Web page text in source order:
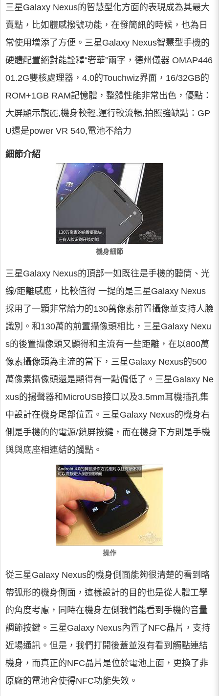
三星Galaxy Nexus的智慧型化方面的表現成為其最大
賣點，比如體感撥號功能，在發簡訊的時候，也為日
常使用增添了方便。三星Galaxy Nexus智慧型手機的
硬體配置絕對能詮釋“奢華”兩字，德州儀器 OMAP446
01.2G雙核處理器，4.0的Touchwiz界面，16/32GB的
ROM+1GB RAM記憶體，整體性能非常出色，優點：
大屏顯示靚麗,機身較輕,運行較流暢,拍照強缺點：GP
U還是power VR 540,電池不給力
細節介紹
機身細節
三星Galaxy Nexus的頂部一如既往是手機的聽筒、光
線/距離感應，比較值得 一提的是三星Galaxy Nexus
採用了一顆非常給力的130萬像素前置攝像並支持人臉
識別。和130萬的前置攝像頭相比，三星Galaxy Nexu
s的後置攝像頭又顯得和主流有一些距離，在以800萬
像素攝像頭為主流的當下，三星Galaxy Nexus的500
萬像素攝像頭還是顯得有一點偏低了。三星Galaxy Ne
xus的揚聲器和MicroUSB接口以及3.5mm耳機插孔集
中設計在機身尾部位置。三星Galaxy Nexus的機身右
側是手機的的電源/鎖屏按鍵，而在機身下方則是手機
與與底座相連結的觸點。
操作
從三星Galaxy Nexus的機身側面能夠很清楚的看到略
帶弧形的機身側面，這樣設計的目的也是從人體工學
的角度考慮，同時在機身左側我們能看到手機的音量
調節按鍵。三星Galaxy Nexus內置了NFC晶片，支持
近場通訊。但是，我們打開後蓋並沒有看到觸點連結
機身，而真正的NFC晶片是位於電池上面，更換了非
原廠的電池會使得NFC功能失效。